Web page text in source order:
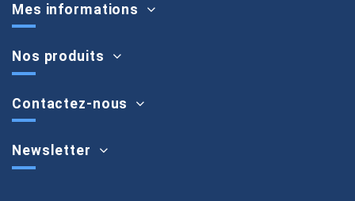
Mes informations
Nos produits
Contactez-nous
Newsletter